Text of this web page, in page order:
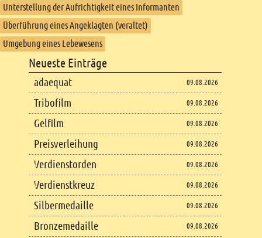
Unterstellung der Aufrichtigkeit eines Informanten
Überführung eines Angeklagten (veraltet)
Umgebung eines Lebewesens
Footer content
Neueste Einträge
adaequat 09.08.2026
Tribofilm 09.08.2026
Gelfilm 09.08.2026
Preisverleihung 09.08.2026
Verdienstorden 09.08.2026
Verdienstkreuz 09.08.2026
Silbermedaille 09.08.2026
Bronzemedaille 09.08.2026